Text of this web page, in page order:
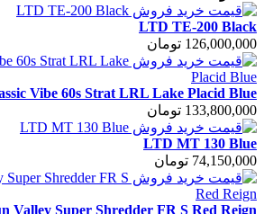
LTD TE-200 Black
126,000,000 تومان
Vibe 60s Strat LRL Lake Placid Blue
133,800,000 تومان
LTD MT 130 Blue
74,150,000 تومان
Valley Super Shredder FR S Red Reign